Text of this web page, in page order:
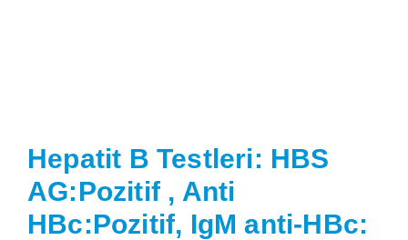
Hepatit B Testleri: HBS
AG:Pozitif , Anti
HBc:Pozitif, IgM anti-HBc: